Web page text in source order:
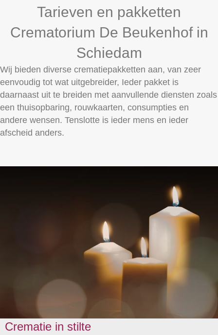
Tarieven en pakketten
Crematorium De Beukenhof in
Schiedam
Wij bieden diverse crematiepakketten aan, van zeer
eenvoudig tot wat uitgebreider, Ieder pakket is
daarnaast uit te breiden met aanvullende diensten zoals
een thuisopbaring, rouwkaarten, consumpties en
andere wensen. Tenslotte is ieder mens en ieder
afscheid anders.
Crematie in stilte